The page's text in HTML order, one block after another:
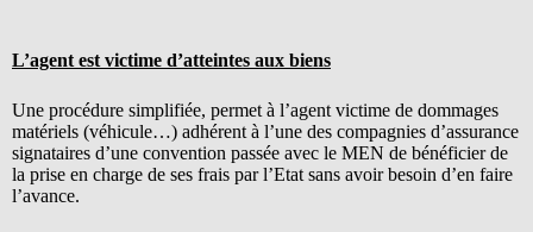
L’agent est victime d’atteintes aux biens
Une procédure simplifiée, permet à l’agent victime de dommages
matériels (véhicule…) adhérent à l’une des compagnies d’assurance
signataires d’une convention passée avec le MEN de bénéficier de
la prise en charge de ses frais par l’Etat sans avoir besoin d’en faire
l’avance.